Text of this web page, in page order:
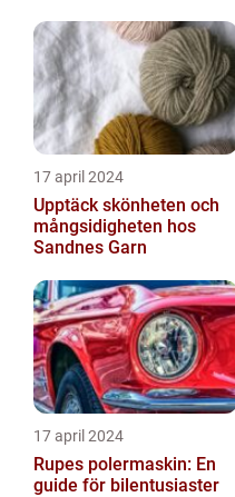
17 april 2024
Upptäck skönheten och
mångsidigheten hos
Sandnes Garn
17 april 2024
Rupes polermaskin: En
guide för bilentusiaster